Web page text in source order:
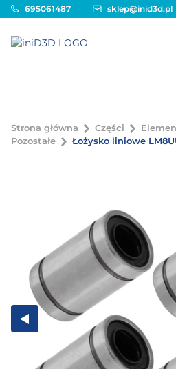
695061487 sklep@inid3d.pl
Strona główna Części
Pozostałe
Łożysko liniowe